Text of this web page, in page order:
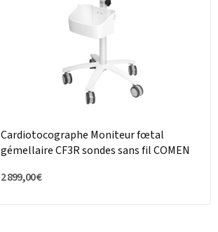
Cardiotocographe Moniteur fœtal
gémellaire CF3R sondes sans fil COMEN
2 899,00 €